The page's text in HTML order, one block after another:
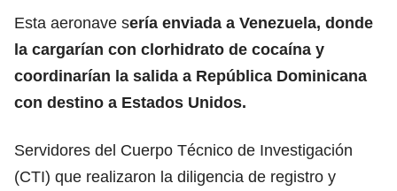
Esta aeronave sería enviada a Venezuela, donde
la cargarían con clorhidrato de cocaína y
coordinarían la salida a República Dominicana
con destino a Estados Unidos.
Servidores del Cuerpo Técnico de Investigación
(CTI) que realizaron la diligencia de registro y